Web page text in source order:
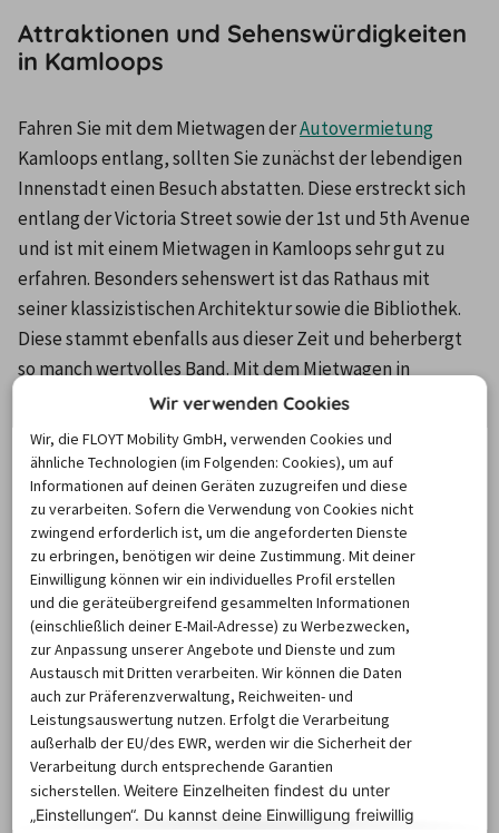
Attraktionen und Sehenswürdigkeiten
in Kamloops
Fahren Sie mit dem Mietwagen der Autovermietung
Kamloops entlang, sollten Sie zunächst der lebendigen
Innenstadt einen Besuch abstatten. Diese erstreckt sich
entlang der Victoria Street sowie der 1st und 5th Avenue
und ist mit einem Mietwagen in Kamloops sehr gut zu
erfahren. Besonders sehenswert ist das Rathaus mit
seiner klassizistischen Architektur sowie die Bibliothek.
Diese stammt ebenfalls aus dieser Zeit und beherbergt
so manch wertvolles Band. Mit dem Mietwagen in
Kamloops unterwegs, lässt sich auch der weitläufige
Riverside Park im städtischen Zentrum kaum verfehlen,
dessen breite Spazierwege und ausgedehnte
Liegewiesen zum Entspannen und Verweilen einladen.
Dies trifft auch auf den Pioneer Park zu, der mit einem
Mietwagen in Kamloops ebenfalls binnen kürzester Zeit
aufgesucht werden kann. Eine sehr beliebte touristische
Attraktion ist die historische Dampflok, die durch den
weitläufigen Park führt. Setzen Sie Ihre Tour mit dem
Mietwagen in Kamloops anschließend weiter fort, sollten
Sie auch der landschaftlich eindrucksvollen Umgebung
einen Besuch abstatten. Besonders beliebt sind die Seen
Kamloops Lake, Adams Lake und der Lac Le Jeune, die
nicht nur Wasserfreunde aus aller Welt anziehen. Vor Ort
können Sie ausgedehnte Rafting- oder Bootstouren
Wir verwenden Cookies
Wir, die FLOYT Mobility GmbH, verwenden Cookies und
ähnliche Technologien (im Folgenden: Cookies), um auf
Informationen auf deinen Geräten zuzugreifen und diese
zu verarbeiten. Sofern die Verwendung von Cookies nicht
zwingend erforderlich ist, um die angeforderten Dienste
zu erbringen, benötigen wir deine Zustimmung. Mit deiner
Einwilligung können wir ein individuelles Profil erstellen
und die geräteübergreifend gesammelten Informationen
(einschließlich deiner E-Mail-Adresse) zu Werbezwecken,
zur Anpassung unserer Angebote und Dienste und zum
Austausch mit Dritten verarbeiten. Wir können die Daten
auch zur Präferenzverwaltung, Reichweiten- und
Leistungsauswertung nutzen. Erfolgt die Verarbeitung
außerhalb der EU/des EWR, werden wir die Sicherheit der
Verarbeitung durch entsprechende Garantien
sicherstellen.Weitere Einzelheiten findest du unter
„Einstellungen“. Du kannst deine Einwilligung freiwillig